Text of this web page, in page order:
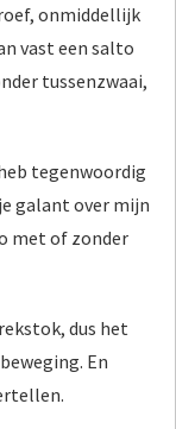
onmiddellijk
vast een salto
tussenzwaai,
tegenwoordig
galant over mijn
met of zonder
dus het
En